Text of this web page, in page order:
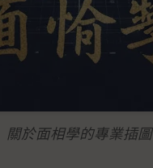
關於面相學的專業插圖